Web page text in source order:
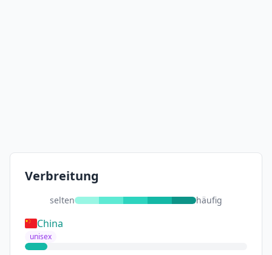
Verbreitung
selten häufig
China
unisex